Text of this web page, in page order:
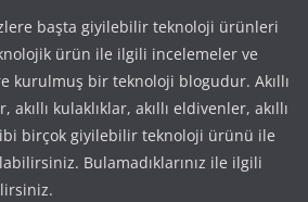
başta giyilebilir teknoloji ürünleri
ürün ile ilgili incelemeler ve
kurulmuş bir teknoloji blogudur. Akıllı
akıllı kulaklıklar, akıllı eldivenler, akıllı
birçok giyilebilir teknoloji ürünü ile
Bulamadıklarınız ile ilgili